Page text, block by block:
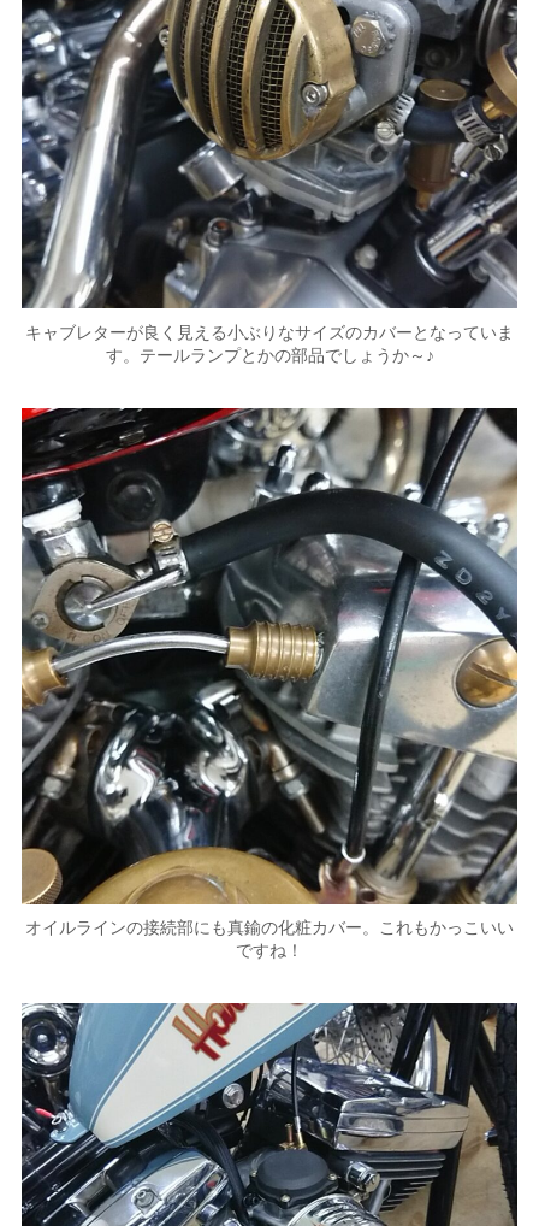
キャブレターが良く見える小ぶりなサイズのカバーとなっていま
す。テールランプとかの部品でしょうか～♪
オイルラインの接続部にも真鍮の化粧カバー。これもかっこいい
ですね！